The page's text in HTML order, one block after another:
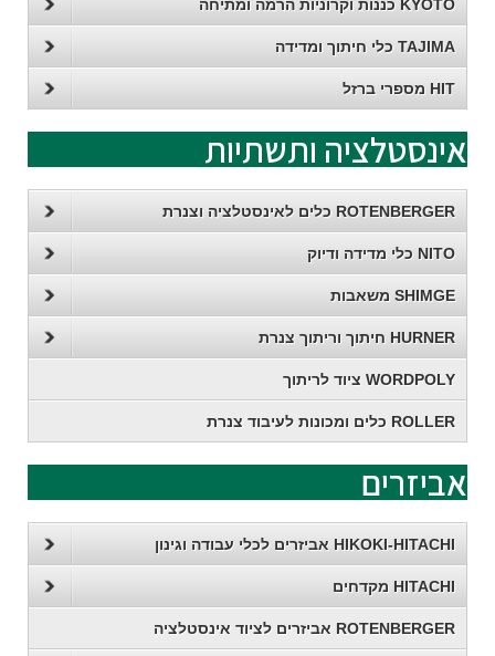
KYOTO כננות וקרוניות הרמה ומתיחה
TAJIMA כלי חיתוך ומדידה
HIT מספרי ברזל
אינסטלציה ותשתיות
ROTENBERGER כלים לאינסטלציה וצנרת
NITO כלי מדידה ודיוק
SHIMGE משאבות
HURNER חיתוך וריתוך צנרת
WORDPOLY ציוד לריתוך
ROLLER כלים ומכונות לעיבוד צנרת
אביזרים
HIKOKI-HITACHI אביזרים לכלי עבודה וגינון
HITACHI מקדחים
ROTENBERGER אביזרים לציוד אינסטלציה